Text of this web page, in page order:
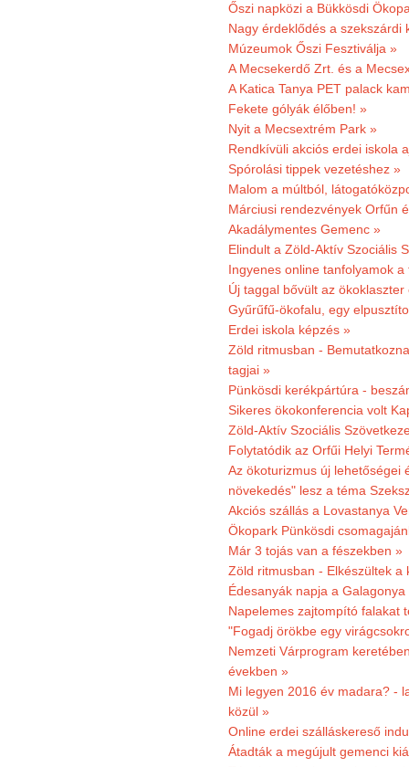
Őszi napközi a Bükkösdi
Nagy érdeklődés a szekszárdi
Múzeumok Őszi Fesztiválja »
A Mecsekerdő Zrt. és a
A Katica Tanya PET palack
Fekete gólyák élőben! »
Nyit a Mecsextrém Park »
Rendkívüli akciós erdei iskola
Spórolási tippek vezetéshez »
Malom a múltból,
Márciusi rendezvények Orfűn
Akadálymentes Gemenc »
Elindult a Zöld-Aktív Szociális
Ingyenes online tanfolyamok
Új taggal bővült az ökoklaszter
Gyűrűfű-ökofalu, egy
Erdei iskola képzés »
Zöld ritmusban -
tagjai »
Pünkösdi kerékpártúra -
Sikeres ökokonferencia volt
Zöld-Aktív Szociális
Folytatódik az Orfűi Helyi
Az ökoturizmus új lehetőségei
növekedés" lesz a téma
Akciós szállás a Lovastanya
Ökopark Pünkösdi
Már 3 tojás van a fészekben »
Zöld ritmusban - Elkészültek
Édesanyák napja a
Napelemes zajtompító falakat
"Fogadj örökbe egy
Nemzeti Várprogram
években »
Mi legyen 2016 év madara? -
közül »
Online erdei szálláskereső
Átadták a megújult gemenci